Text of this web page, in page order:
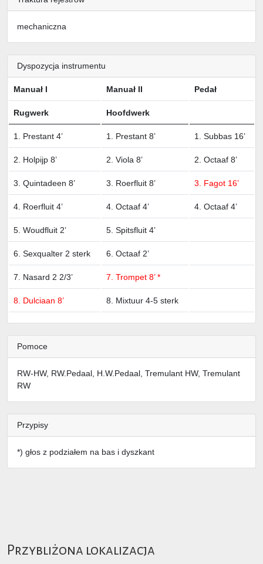
mechaniczna
Dyspozycja instrumentu
Manuał I Manuał II Pedał
Rugwerk Hoofdwerk
1. Prestant 4’ 1. Prestant 8’ 1. Subbas 16’
2. Holpijp 8’ 2. Viola 8’ 2. Octaaf 8’
3. Quintadeen 8’ 3. Roerfluit 8’ 3. Fagot 16’
4. Roerfluit 4’ 4. Octaaf 4’ 4. Octaaf 4’
5. Woudfluit 2’ 5. Spitsfluit 4’
6. Sexqualter 2 sterk 6. Octaaf 2’
7. Nasard 2 2/3’ 7. Trompet 8’ *
8. Dulciaan 8’ 8. Mixtuur 4-5 sterk
Pomoce
RW-HW, RW.Pedaal, H.W.Pedaal, Tremulant HW, Tremulant
RW
Przypisy
*) głos z podziałem na bas i dyszkant
Przybliżona lokalizacja